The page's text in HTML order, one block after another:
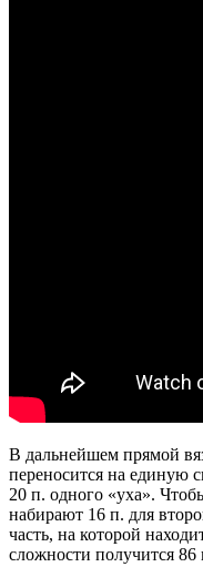
В дальнейшем прямой
переносится на единую
20 п. одного «уха».
набирают 16 п. для
часть, на которой
сложности получится